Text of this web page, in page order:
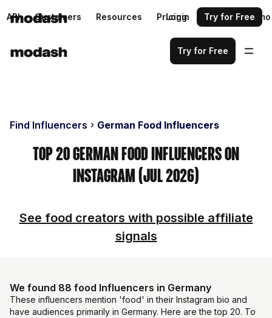
API Customers Resources Pricing Request a demo
Login Try for Free
Try for Free
Find Influencers German Food Influencers
Top 20 German Food Influencers on
Instagram (Jul 2026)
See food creators with possible affiliate
signals
We found 88 food Influencers in Germany
These influencers mention 'food' in their Instagram bio and
have audiences primarily in Germany. Here are the top 20. To